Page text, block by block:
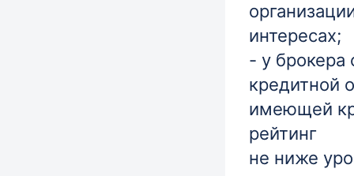
интересах;
- у брокера
кредитной
имеющей
рейтинг
не ниже